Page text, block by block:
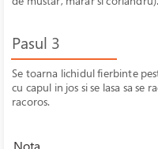
Pasul 3
Se toarna lichidul fierbinte
cu capul in jos si se lasa sa se
racoros.